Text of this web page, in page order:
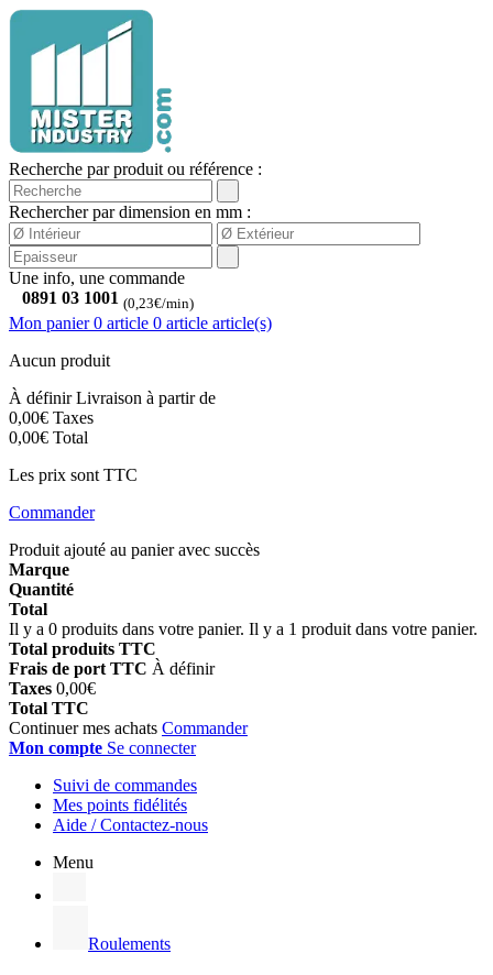
Recherche par produit ou référence :
Rechercher par dimension en mm :
Une info, une commande
0891 03 1001 (0,23€/min)
Mon panier 0 article 0 article article(s)
Aucun produit
À définirLivraison à partir de
0,00€ Taxes
0,00€ Total
Les prix sont TTC
Commander
Produit ajouté au panier avec succès
Marque
Quantité
Total
Il y a 0 produits dans votre panier. Il y a 1 produit dans votre panier.
Total produits TTC
Frais de port TTC À définir
Taxes 0,00€
Total TTC
Continuer mes achats Commander
Mon compte Se connecter
Suivi de commandes
Mes points fidélités
Aide / Contactez-nous
Menu
Roulements